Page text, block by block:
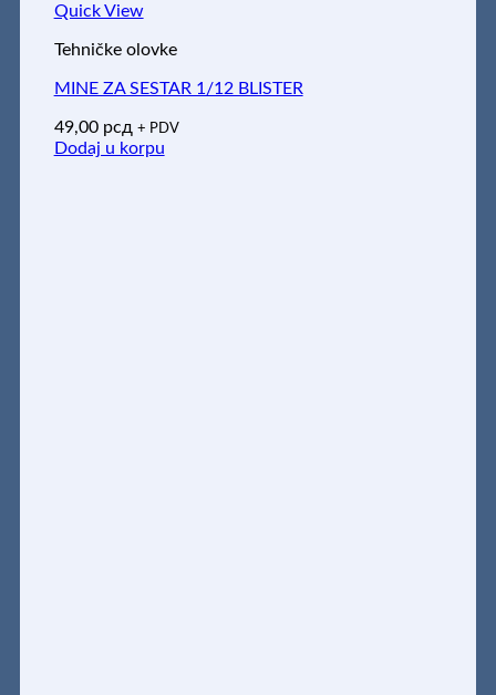
Quick View
Tehničke olovke
MINE ZA SESTAR 1/12 BLISTER
49,00 рсд + PDV
Dodaj u korpu